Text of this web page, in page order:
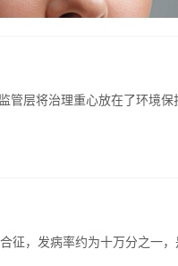
管层将治理重心放在了环境保
征，发病率约为十万分之一